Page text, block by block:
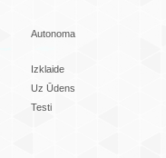
Autonoma
Izklaide
Uz Ūdens
Testi